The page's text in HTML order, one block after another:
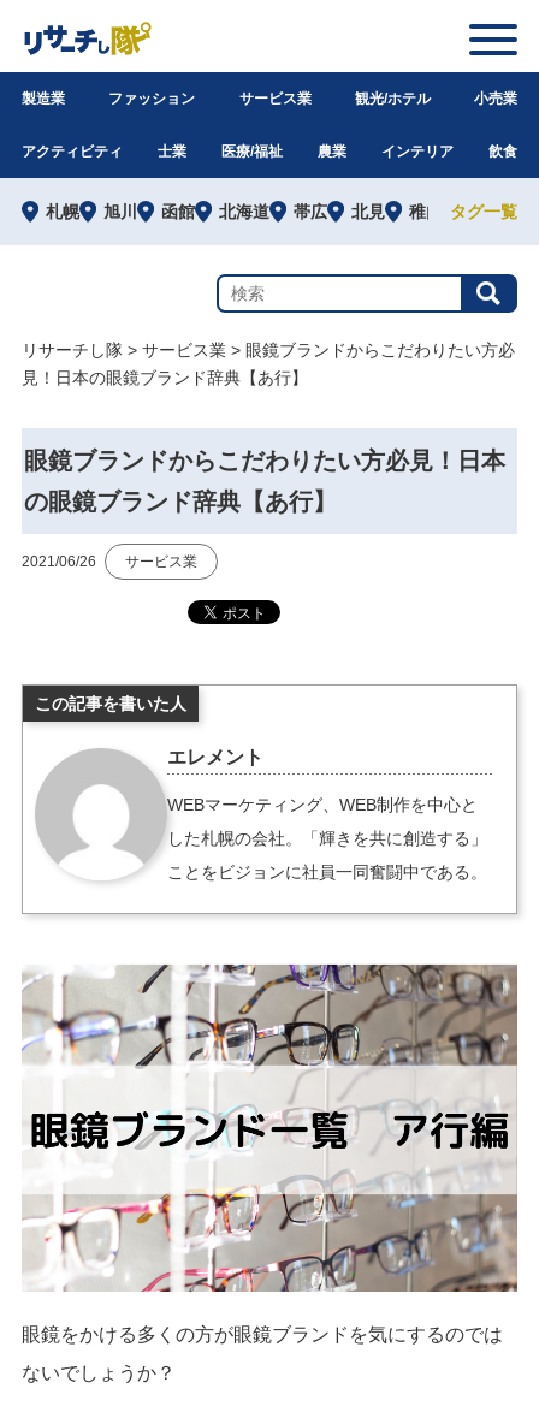
製造業 ファッション サービス業 観光/ホテル 小売業
アクティビティ 士業 医療/福祉 農業 インテリア 飲食
札幌 旭川 函館 帯広 北見 稚内
北海道 道外
タグ一覧
リサーチし隊 > サービス業 > 眼鏡ブランドからこだわりたい方必
見！日本の眼鏡ブランド辞典【あ行】
眼鏡ブランドからこだわりたい方必見！日本
の眼鏡ブランド辞典【あ行】
2021/06/26 サービス業
この記事を書いた人
エレメント
WEBマーケティング、WEB制作を中心と
した札幌の会社。「輝きを共に創造する」
ことをビジョンに社員一同奮闘中である。
眼鏡をかける多くの方が眼鏡ブランドを気にするのでは
ないでしょうか？